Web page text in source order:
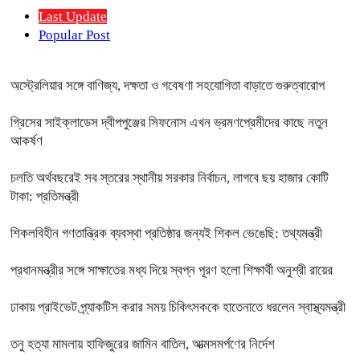
Last Update
Popular Post
অস্ট্রেলিয়ার সঙ্গে বাণিজ্য, দক্ষতা ও গবেষণা সহযোগিতা বাড়াতে গুরুত্বারোপ
গ্রিসের সাইক্লাডেস দ্বীপপুঞ্জের সিফনোস এখন ভ্রমণপ্রেমীদের কাছে নতুন
আকর্ষণ
চলতি অর্থবছরেই সব স্তরের স্থানীয় সরকার নির্বাচন, লাগবে ছয় হাজার কোটি
টাকা: প্রতিমন্ত্রী
শিকলবিহীন গণতান্ত্রিক ব্যবস্থা প্রতিষ্ঠার জন্যই শিকল ভেঙেছি: তথ্যমন্ত্রী
প্রধানমন্ত্রীর সঙ্গে সাক্ষাতের মধ্য দিয়ে স্বপ্ন পূরণ হলো শিক্ষার্থী অনুশ্রী রায়ের
ঢাকায় প্রাইভেট প্র্যাকটিস করার সময় চিকিৎসককে হাতেনাতে ধরলেন স্বাস্থ্যমন্ত্রী
তনু হত্যা মামলায় হাফিজুরের জামিন বাতিল, আত্মসমর্পণের নির্দেশ